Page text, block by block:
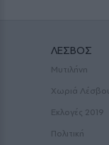
ΛΕΣΒΟΣ
Μυτιλήνη
Χωριά
Εκλογές 2019
Πολιτική